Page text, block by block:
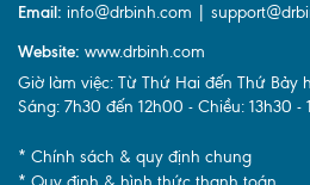
Email: info@drbinh.com |
Website: www.drbinh.com
Giờ làm việc: Từ Thứ Hai đến Thứ Bảy
Sáng: 7h30 đến 12h00 - Chiều: 13h30 -
* Chính sách & quy định chung